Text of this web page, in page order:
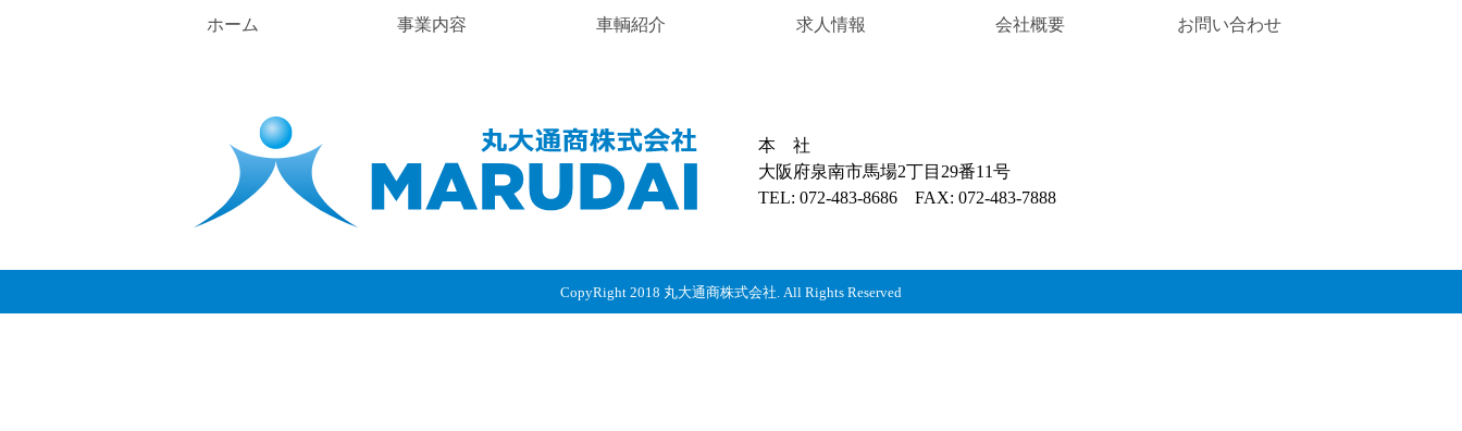
ホーム 事業内容 車輌紹介 求人情報 会社概要 お問い合わせ
本 社
大阪府泉南市馬場2丁目29番11号
TEL: 072-483-8686 FAX: 072-483-7888
CopyRight 2018 丸大通商株式会社. All Rights Reserved